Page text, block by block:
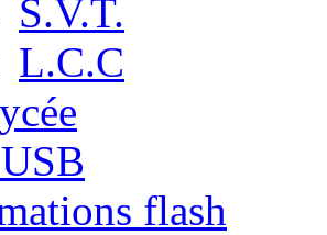
S.V.T.
L.C.C
flash